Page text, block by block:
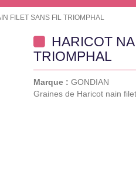
FILET SANS FIL TRIOMPHAL
HARICOT
TRIOMPHAL
Marque : GONDIAN
Graines de Haricot nain